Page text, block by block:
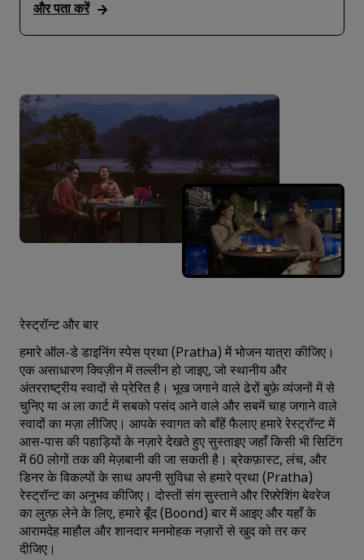
और पता करें
रेस्ट्रॉन्ट और बार
हमारे ऑल-डे डाइनिंग स्पेस प्रथा (Pratha) में भोजन यात्रा कीजिए।
एक असाधारण क्विज़ीन में तल्लीन हो जाइए, जो स्थानीय और
अंतरराष्ट्रीय स्वादों से प्रेरित है। भूख जगाने वाले ढेरों बुफ़े व्यंजनों में से
चुनिए या अ ला कार्ट में सबको पसंद आने वाले और सबमें चाह जगाने वाले
स्वादों का मज़ा लीजिए। आपके स्वागत को बाँहें फैलाए हमारे रेस्ट्रॉन्ट में
आस-पास की पहाड़ियों के नज़ारे देखते हुए सुस्ताइए जहाँ किसी भी सिटिंग
में 60 लोगों तक की मेज़बानी की जा सकती है। ब्रेकफ़ास्ट, लंच, और
डिनर के विकल्पों के साथ अपनी सुविधा से हमारे प्रथा (Pratha)
रेस्ट्रॉन्ट का अनुभव कीजिए। दोस्तों संग सुस्ताने और रिफ़्रेशिंग बेवरेज
का लुत्फ़ लेने के लिए, हमारे बूँद (Boond) बार में आइए और यहाँ के
आरामदेह माहौल और शानदार मनमोहक नज़ारों से खुद को तर कर
दीजिए।